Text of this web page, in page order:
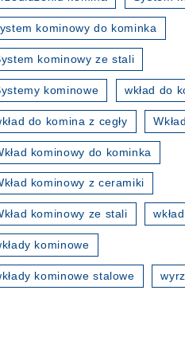
kominowy do kominka
kominowy ze stali
kominowe wkład do
do komina z cegły
kominowy do kominka
kominowy z ceramiki
kominowy ze stali
kominowe
kominowe stalowe